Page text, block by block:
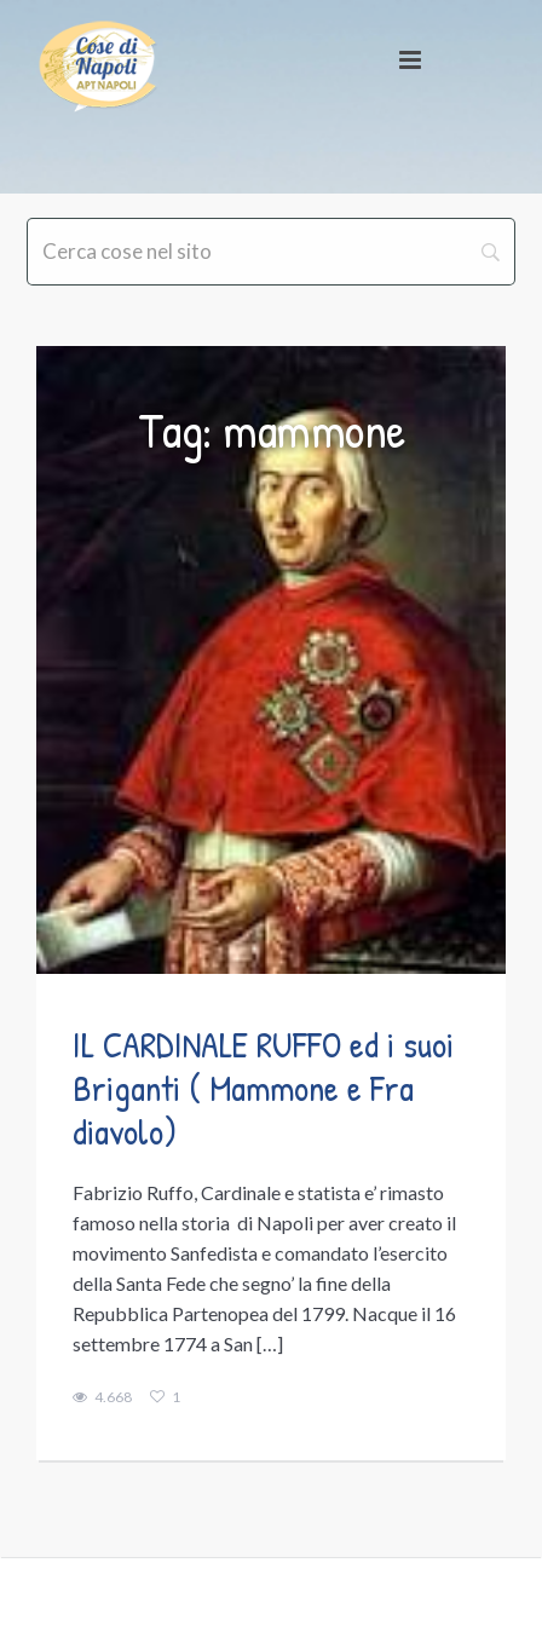
Tag: mammone
IL CARDINALE RUFFO ed i suoi
Briganti ( Mammone e Fra
diavolo)
Fabrizio Ruffo, Cardinale e statista e’ rimasto
famoso nella storia di Napoli per aver creato il
movimento Sanfedista e comandato l’esercito
della Santa Fede che segno’ la fine della
Repubblica Partenopea del 1799. Nacque il 16
settembre 1774 a San […]
4.668 1